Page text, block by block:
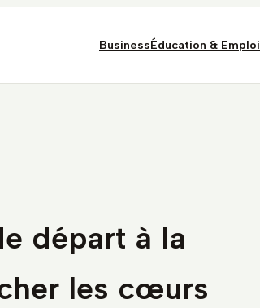
BusinessÉducation & Emploi
départ à la
les cœurs